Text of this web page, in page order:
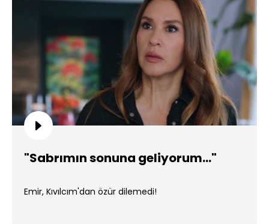
"Sabrımın sonuna geliyorum..."
Emir, Kıvılcım'dan özür dilemedi!